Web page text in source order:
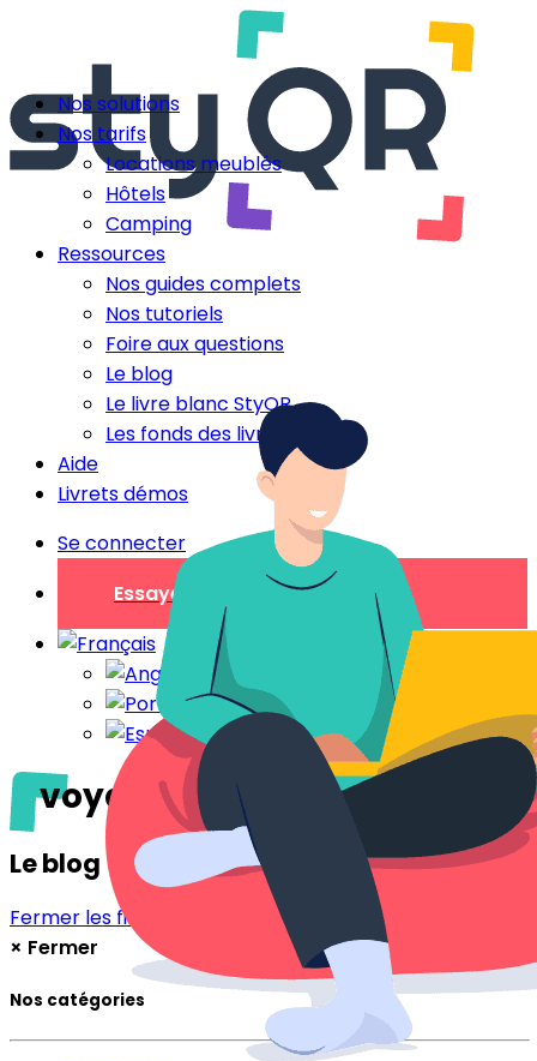
Nos solutions
Nos tarifs
Locations meublés
Hôtels
Camping
Ressources
Nos guides complets
Nos tutoriels
Foire aux questions
Le blog
Le livre blanc StyQR
Les fonds des livrets
Aide
Livrets démos
Se connecter
Essayer gratuitement
voyage
Le blog
Fermer les filtres
× Fermer
Nos catégories